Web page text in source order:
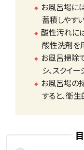
お風呂場に
蓄積しやす
酸性汚れに
酸性洗剤を
お風呂掃除
シ、スクイ
お風呂場の
すると、衛